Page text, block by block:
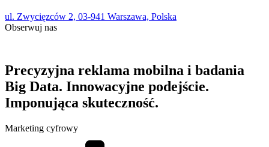
ul. Zwycięzców 2, 03-941 Warszawa, Polska
Obserwuj nas
Precyzyjna reklama mobilna i badania
Big Data. Innowacyjne podejście.
Imponująca skuteczność.
Marketing cyfrowy